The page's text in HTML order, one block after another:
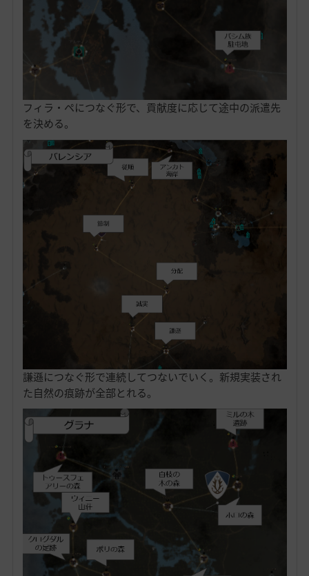
フィラ・ペにつなぐ形で、貢献度に応じて途中の派遣先
を決める。
謙遜につなぐ形で連続してつないでいく。新規実装され
た自然の痕跡が全部とれる。